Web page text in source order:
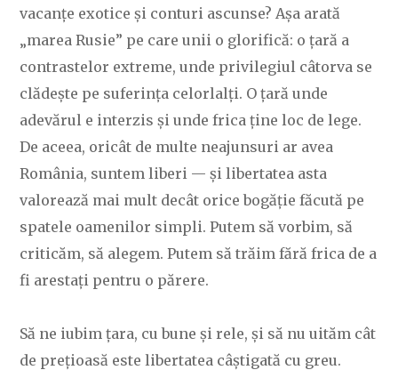
vacanțe exotice și conturi ascunse? Așa arată
„marea Rusie” pe care unii o glorifică: o țară a
contrastelor extreme, unde privilegiul câtorva se
clădește pe suferința celorlalți. O țară unde
adevărul e interzis și unde frica ține loc de lege.
De aceea, oricât de multe neajunsuri ar avea
România, suntem liberi — și libertatea asta
valorează mai mult decât orice bogăție făcută pe
spatele oamenilor simpli. Putem să vorbim, să
criticăm, să alegem. Putem să trăim fără frica de a
fi arestați pentru o părere.
Să ne iubim țara, cu bune și rele, și să nu uităm cât
de prețioasă este libertatea câștigată cu greu.